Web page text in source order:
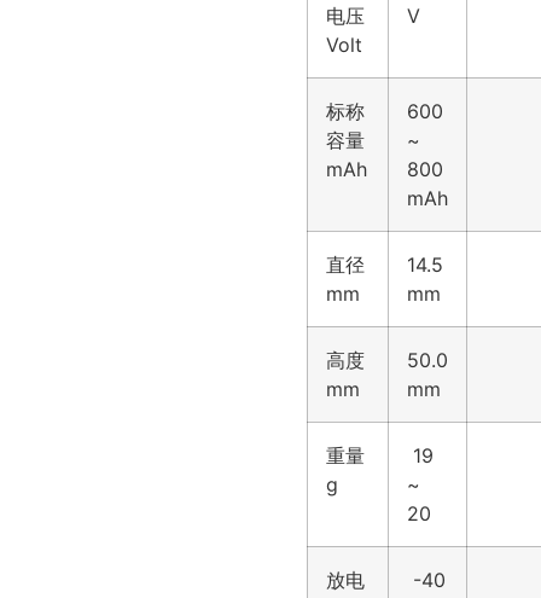
电压
Volt
V
标称
容量
mAh
600
~
800
mAh
直径
mm
14.5
mm
高度
mm
50.0
mm
重量
g
19
~
20
放电
-40